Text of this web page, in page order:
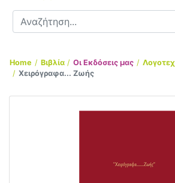
Home Βιβλία Οι Εκδόσεις μας
Χειρόγραφα... Ζωής